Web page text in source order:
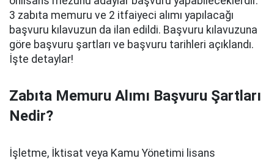
3 zabıta memuru ve 2 itfaiyeci alımı yapılacağı
başvuru kılavuzun da ilan edildi. Başvuru kılavuzuna
göre başvuru şartları ve başvuru tarihleri açıklandı.
İşte detaylar!
Zabıta Memuru Alımı Başvuru Şartları
Nedir?
İşletme, İktisat veya Kamu Yönetimi lisans